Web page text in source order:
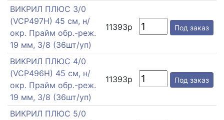
ВИКРИЛ ПЛЮС 3/0
(VCP497H) 45 см, н/
окр. Прайм обр.-реж.
19 мм, 3/8 (36шт/уп)
11393р Под заказ
ВИКРИЛ ПЛЮС 4/0
(VCP496H) 45 см, н/
окр. Прайм обр.-реж.
19 мм, 3/8 (36шт/уп)
11393р Под заказ
ВИКРИЛ ПЛЮС 5/0